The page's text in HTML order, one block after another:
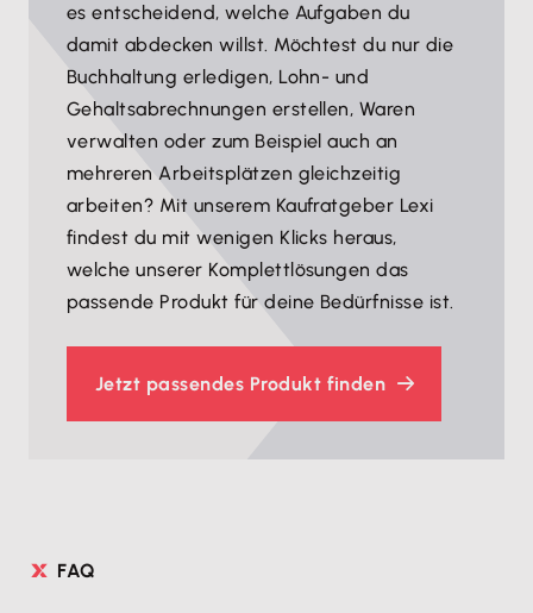
es entscheidend, welche Aufgaben du
damit abdecken willst. Möchtest du nur die
Buchhaltung erledigen, Lohn- und
Gehaltsabrechnungen erstellen, Waren
verwalten oder zum Beispiel auch an
mehreren Arbeitsplätzen gleichzeitig
arbeiten? Mit unserem Kaufratgeber Lexi
findest du mit wenigen Klicks heraus,
welche unserer Komplettlösungen das
passende Produkt für deine Bedürfnisse ist.
Jetzt passendes Produkt finden
FAQ